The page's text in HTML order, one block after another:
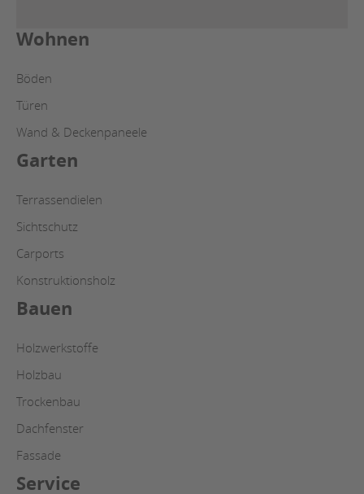
Wohnen
Böden
Türen
Wand & Deckenpaneele
Garten
Terrassendielen
Sichtschutz
Carports
Konstruktionsholz
Bauen
Holzwerkstoffe
Holzbau
Trockenbau
Dachfenster
Fassade
Service